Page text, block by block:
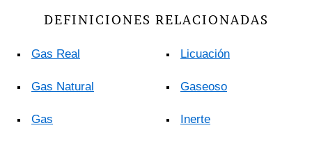
DEFINICIONES RELACIONADAS
Gas Real
Gas Natural
Gas
Licuación
Gaseoso
Inerte